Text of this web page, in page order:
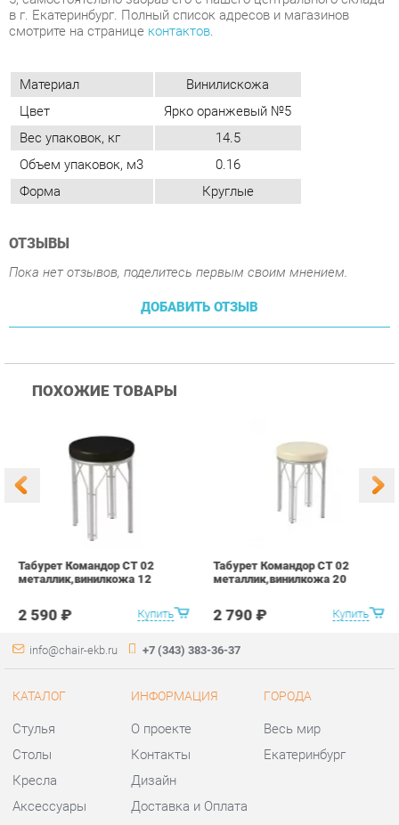
Цвет
Ярко оранжевый №5
Вес упаковок, кг
14.5
Форма
Круглые
ОТЗЫВЫ
Пока нет отзывов, поделитесь первым своим мнением.
ДОБАВИТЬ ОТЗЫВ
ПОХОЖИЕ ТОВАРЫ
Табурет Командор CТ 02
металлик,винилкожа 12
2 590 ₽
Табурет Командор CТ 02
металлик,винилкожа 20
info@chair-ekb.ru
КАТАЛОГ
Кресла
Банкетки
Табуреты
Пуфы
Мини-Диваны
Комплектующие
ИНФОРМАЦИЯ
О проекте
Дизайн
Скидки и Акции
Политика
Гарантия
Помощь
ГОРОДА